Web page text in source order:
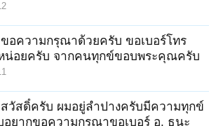
ขอความกรุณาด้วยครับ ขอเบอร์โทร
น่อยครับ จากคนทุกข์ขอบพระคุณครับ
สวัสดิ์ครับ ผมอยู่ลำปางครับมีความทุกข์
อยากขอความกรุณาขอเบอร์ อ. ธนะ